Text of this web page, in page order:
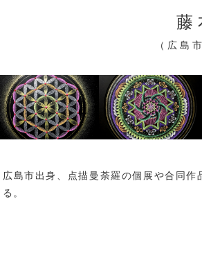
（広島
広島市出身、点描曼荼羅の個展や合同
る。